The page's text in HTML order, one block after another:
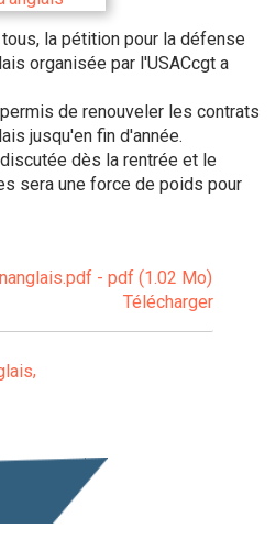
la pétition pour la défense
organisée par l'USACcgt a
de renouveler les contrats
jusqu'en fin d'année.
dès la rentrée et le
sera une force de poids pour
- pdf (1.02 Mo)
Télécharger